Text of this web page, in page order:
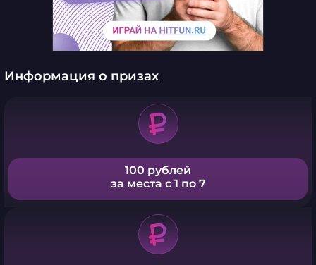
Информация о призах
100 рублей
за места с 1 по 7